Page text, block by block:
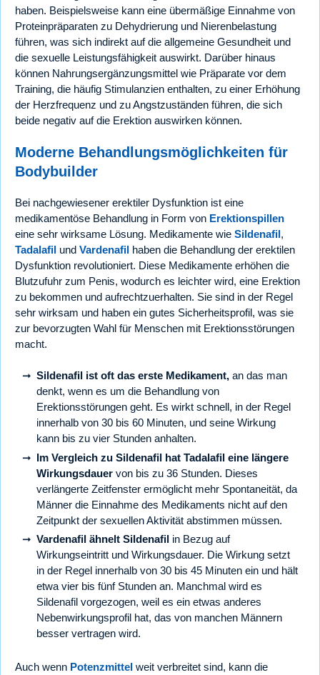
haben. Beispielsweise kann eine übermäßige Einnahme von
Proteinpräparaten zu Dehydrierung und Nierenbelastung
führen, was sich indirekt auf die allgemeine Gesundheit und
die sexuelle Leistungsfähigkeit auswirkt. Darüber hinaus
können Nahrungsergänzungsmittel wie Präparate vor dem
Training, die häufig Stimulanzien enthalten, zu einer Erhöhung
der Herzfrequenz und zu Angstzuständen führen, die sich
beide negativ auf die Erektion auswirken können.
Moderne Behandlungsmöglichkeiten für
Bodybuilder
Bei nachgewiesener erektiler Dysfunktion ist eine
medikamentöse Behandlung in Form von Erektionspillen
eine sehr wirksame Lösung. Medikamente wie Sildenafil,
Tadalafil und Vardenafil haben die Behandlung der erektilen
Dysfunktion revolutioniert. Diese Medikamente erhöhen die
Blutzufuhr zum Penis, wodurch es leichter wird, eine Erektion
zu bekommen und aufrechtzuerhalten. Sie sind in der Regel
sehr wirksam und haben ein gutes Sicherheitsprofil, was sie
zur bevorzugten Wahl für Menschen mit Erektionsstörungen
macht.
Sildenafil ist oft das erste Medikament, an das man
denkt, wenn es um die Behandlung von
Erektionsstörungen geht. Es wirkt schnell, in der Regel
innerhalb von 30 bis 60 Minuten, und seine Wirkung
kann bis zu vier Stunden anhalten.
Im Vergleich zu Sildenafil hat Tadalafil eine längere
Wirkungsdauer von bis zu 36 Stunden. Dieses
verlängerte Zeitfenster ermöglicht mehr Spontaneität, da
Männer die Einnahme des Medikaments nicht auf den
Zeitpunkt der sexuellen Aktivität abstimmen müssen.
Vardenafil ähnelt Sildenafil in Bezug auf
Wirkungseintritt und Wirkungsdauer. Die Wirkung setzt
in der Regel innerhalb von 30 bis 45 Minuten ein und hält
etwa vier bis fünf Stunden an. Manchmal wird es
Sildenafil vorgezogen, weil es ein etwas anderes
Nebenwirkungsprofil hat, das von manchen Männern
besser vertragen wird.
Auch wenn Potenzmittel weit verbreitet sind, kann die